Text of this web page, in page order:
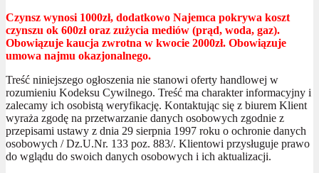
Czynsz wynosi 1000zł, dodatkowo Najemca pokrywa koszt
czynszu ok 600zł oraz zużycia mediów (prąd, woda, gaz).
Obowiązuje kaucja zwrotna w kwocie 2000zł. Obowiązuje
umowa najmu okazjonalnego.
Treść niniejszego ogłoszenia nie stanowi oferty handlowej w
rozumieniu Kodeksu Cywilnego. Treść ma charakter informacyjny i
zalecamy ich osobistą weryfikację. Kontaktując się z biurem Klient
wyraża zgodę na przetwarzanie danych osobowych zgodnie z
przepisami ustawy z dnia 29 sierpnia 1997 roku o ochronie danych
osobowych / Dz.U.Nr. 133 poz. 883/. Klientowi przysługuje prawo
do wglądu do swoich danych osobowych i ich aktualizacji.